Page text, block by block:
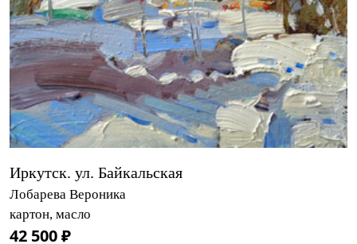
Иркутск. ул. Байкальская
Лобарева Вероника
картон, масло
42 500 ₽